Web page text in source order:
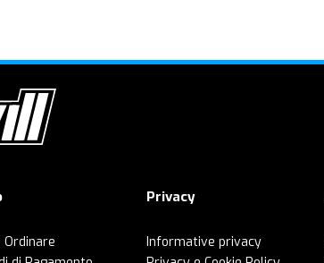
Ordinare
Privacy
Informative privacy